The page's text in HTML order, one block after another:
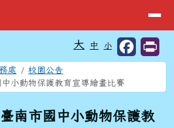
⏸
大 中 小
處
校園公告
小動物保護教育宣導繪畫比賽
南市國中小動物保護教